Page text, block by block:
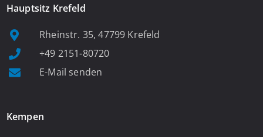
Hauptsitz Krefeld
Rheinstr. 35, 47799 Krefeld
+49 2151-80720
E-Mail senden
Kempen